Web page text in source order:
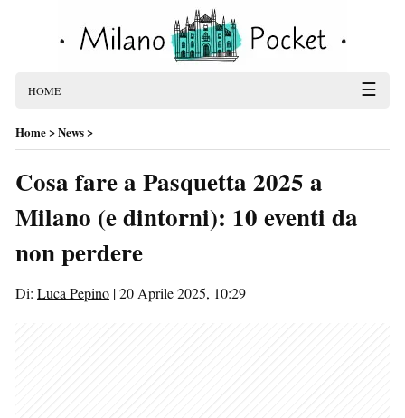
HOME ☰
Home>News>
Cosa fare a Pasquetta 2025 a
Milano (e dintorni): 10 eventi da
non perdere
Di: Luca Pepino |20 Aprile 2025, 10:29